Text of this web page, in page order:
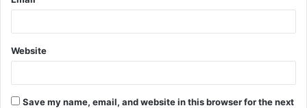
Website
Save my name, email, and website in this browser for the next